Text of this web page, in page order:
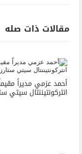
مقالات ذات صله
أحمد عزمي مديراً
انتركونتيننتال سيتي